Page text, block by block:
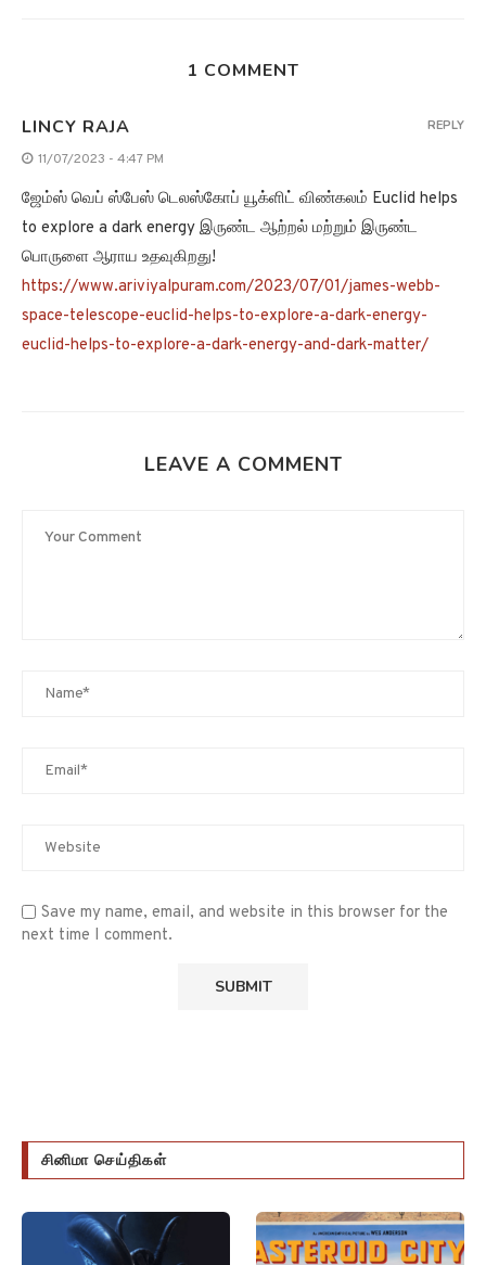
1 COMMENT
LINCY RAJA
11/07/2023 - 4:47 PM
ஜேம்ஸ் வெப் ஸ்பேஸ் டெலஸ்கோப் யூக்ளிட் விண்கலம் Euclid helps
to explore a dark energy இருண்ட ஆற்றல் மற்றும் இருண்ட
பொருளை ஆராய உதவுகிறது!
https://www.ariviyalpuram.com/2023/07/01/james-webb-
space-telescope-euclid-helps-to-explore-a-dark-energy-
euclid-helps-to-explore-a-dark-energy-and-dark-matter/
REPLY
LEAVE A COMMENT
Save my name, email, and website in this browser for the
next time I comment.
சினிமா செய்திகள்